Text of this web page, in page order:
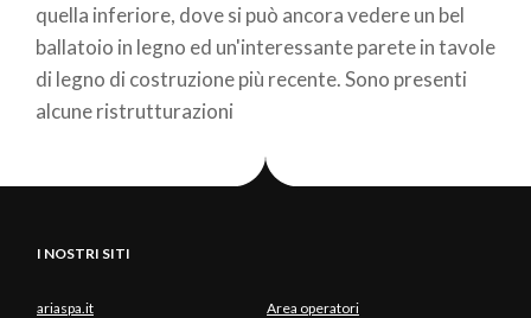
quella inferiore, dove si può ancora vedere un bel
ballatoio in legno ed un'interessante parete in tavole
di legno di costruzione più recente. Sono presenti
alcune ristrutturazioni
I NOSTRI SITI
ariaspa.it Area operatori